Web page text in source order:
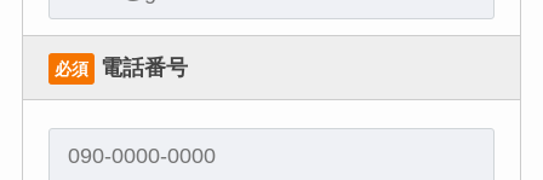
必須 電話番号